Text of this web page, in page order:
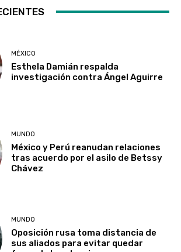
MÉXICO
Esthela Damián respalda
investigación contra Ángel Aguirre
MUNDO
México y Perú reanudan relaciones
tras acuerdo por el asilo de Betssy
Chávez
MUNDO
Oposición rusa toma distancia de
sus aliados para evitar quedar